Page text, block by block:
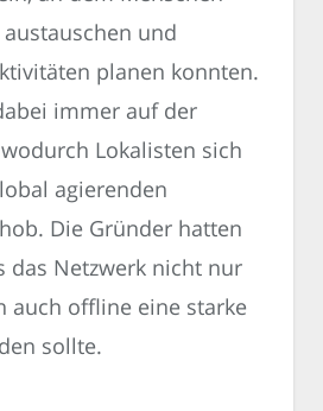
und
planen konnten.
immer auf der
Lokalisten sich
agierenden
Die Gründer hatten
das Netzwerk nicht nur
auch offline eine starke
sollte.